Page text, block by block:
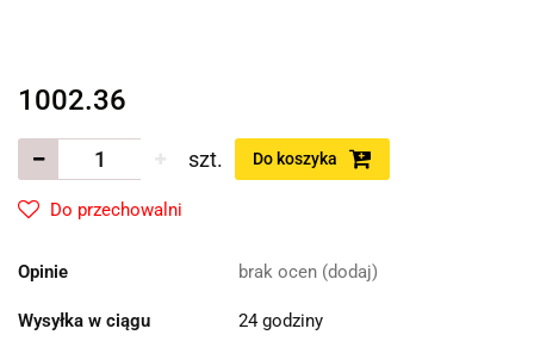
1002.36
szt. Do koszyka
Do przechowalni
Opinie brak ocen (dodaj)
Wysyłka w ciągu 24 godziny